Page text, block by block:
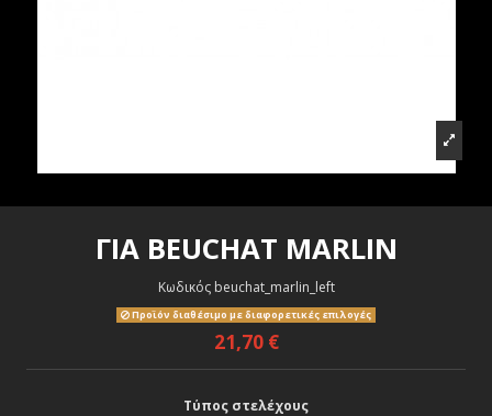
ΓΙΑ BEUCHAT MARLIN
Κωδικός beuchat_marlin_left
Προϊόν διαθέσιμο με διαφορετικές επιλογές
21,70 €
Τύπος στελέχους